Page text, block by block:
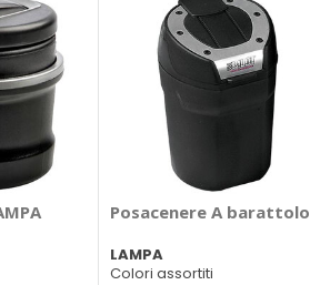
Posacenere A barattolo
LAMPA
Colori assortiti